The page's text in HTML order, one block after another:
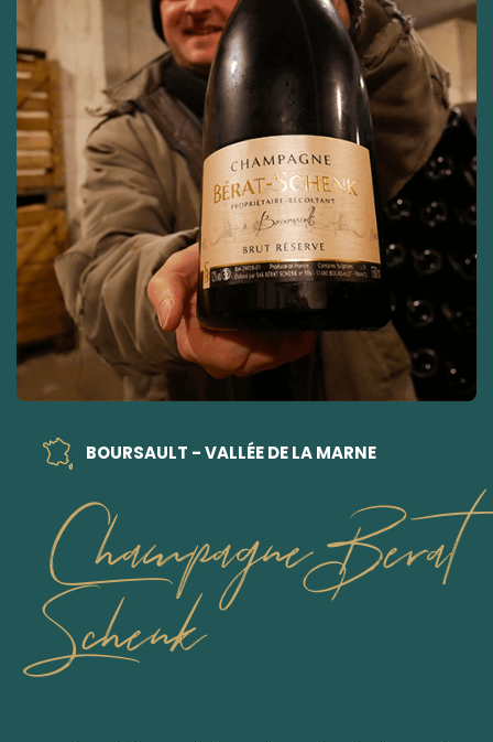
BOURSAULT - VALLÉE DE LA MARNE
Champagne Berat
Schenk